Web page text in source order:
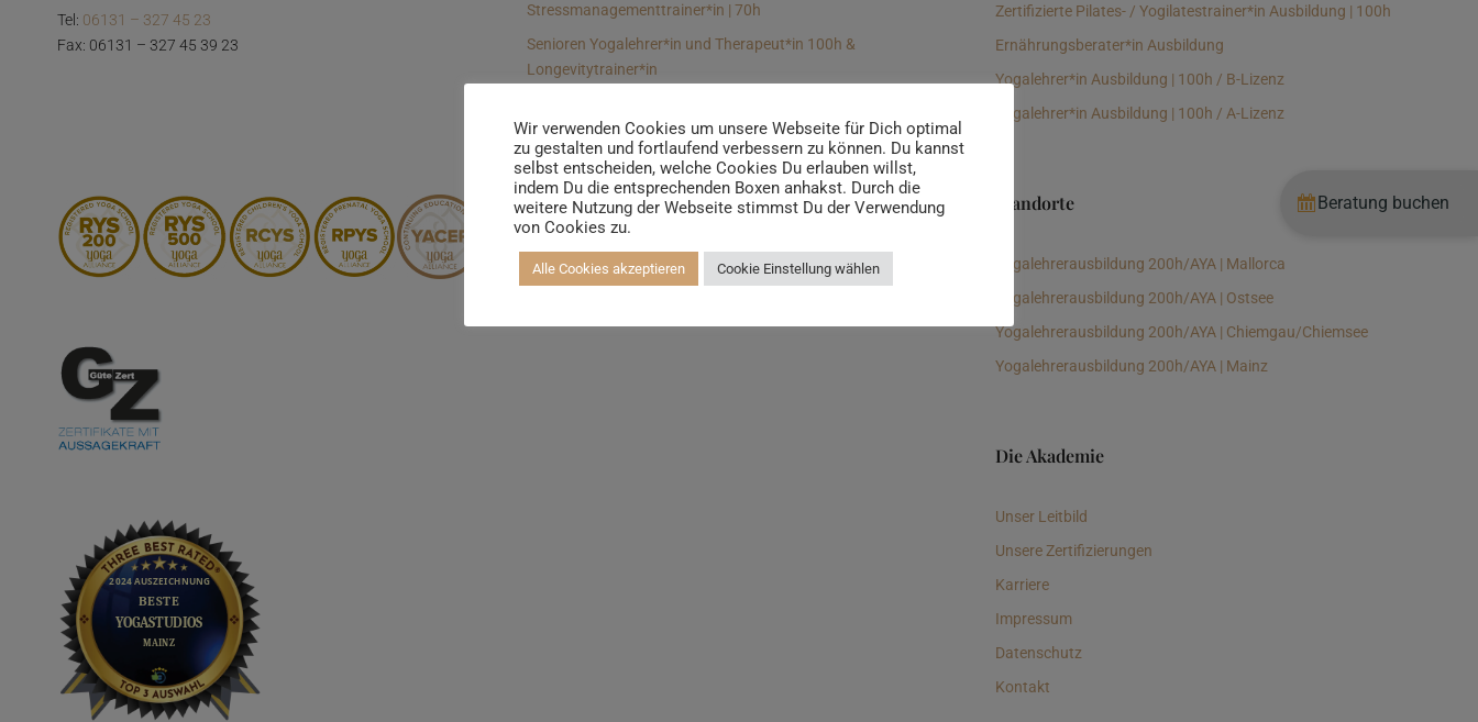
Tel: 06131 – 327 45 23
Fax: 06131 – 327 45 39 23
Stressmanagementtrainer*in | 70h
Senioren Yogalehrer*in und Therapeut*in 100h &
Longevitytrainer*in
Meditationsleiter*in | 50h & Achtsamkeitstrainer*in
Yoga Alignmenttrainer*in | 40h
Yoga Hilfsmitteltrainer*in Ausbildung | 10 h
Zertifizierte Pilates- / Yogilatestrainer*in Ausbildung | 100h
Ernährungsberater*in Ausbildung
Yogalehrer*in Ausbildung | 100h / B-Lizenz
Yogalehrer*in Ausbildung | 100h / A-Lizenz
Standorte
Yogalehrerausbildung 200h/AYA | Mallorca
Yogalehrerausbildung 200h/AYA | Ostsee
Yogalehrerausbildung 200h/AYA | Chiemgau/Chiemsee
Yogalehrerausbildung 200h/AYA | Mainz
Die Akademie
Unser Leitbild
Unsere Zertifizierungen
Karriere
Impressum
Datenschutz
Kontakt
Wir verwenden Cookies um unsere Webseite für Dich optimal
zu gestalten und fortlaufend verbessern zu können. Du kannst
selbst entscheiden, welche Cookies Du erlauben willst,
indem Du die entsprechenden Boxen anhakst. Durch die
weitere Nutzung der Webseite stimmst Du der Verwendung
von Cookies zu.
Alle Cookies akzeptieren Cookie Einstellung wählen
Beratung buchen